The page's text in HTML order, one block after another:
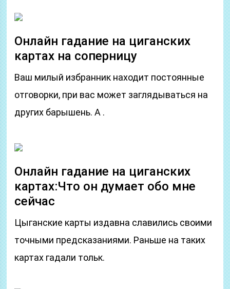
Онлайн гадание на циганских
картах на соперницу
Ваш милый избранник находит постоянные
отговорки, при вас может заглядываться на
других барышень. А .
Онлайн гадание на циганских
картах:Что он думает обо мне
сейчас
Цыганские карты издавна славились своими
точными предсказаниями. Раньше на таких
картах гадали тольк.